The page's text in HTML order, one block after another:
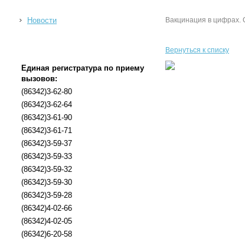
Новости
Единая регистратура по приему
вызовов:
(86342)3-62-80
(86342)3-62-64
(86342)3-61-90
(86342)3-61-71
(86342)3-59-37
(86342)3-59-33
(86342)3-59-32
(86342)3-59-30
(86342)3-59-28
(86342)4-02-66
(86342)4-02-05
(86342)6-20-58
Вакцинация в цифрах.
Вернуться к списку